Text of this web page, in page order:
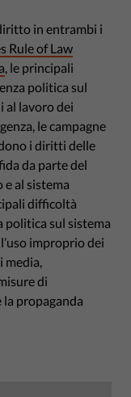
in entrambi i
Rule of Law
, le principali
politica sul
al lavoro dei
le campagne
i diritti delle
da parte del
al sistema
difficoltà
politica sul sistema
improprio dei
di
la propaganda